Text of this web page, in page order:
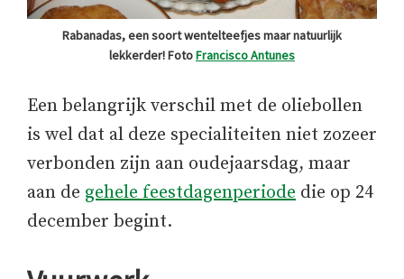
Rabanadas, een soort wentelteefjes maar natuurlijk
lekkerder! FotoFrancisco Antunes
Een belangrijk verschil met de oliebollen
is wel dat al deze specialiteiten niet zozeer
verbonden zijn aan oudejaarsdag, maar
aan de gehele feestdagenperiode die op 24
december begint.